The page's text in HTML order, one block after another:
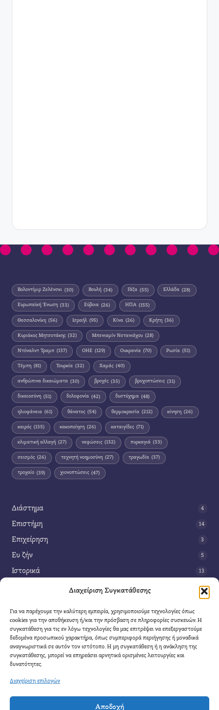
Διαχείριση Συγκατάθεσης
Για να παρέχουμε την καλύτερη εμπειρία, χρησιμοποιούμε τεχνολογίες όπως
cookies για την αποθήκευση ή/και την πρόσβαση σε πληροφορίες συσκευών. Η
συγκατάθεση για τις εν λόγω τεχνολογίες θα μας επιτρέψει να επεξεργαστούμε
δεδομένα προσωπικού χαρακτήρα, όπως συμπεριφορά περιήγησης ή μοναδικά
αναγνωριστικά σε αυτόν τον ιστότοπο. Η μη συγκατάθεση ή η ανάκληση της
συγκατάθεσης, μπορεί να επηρεάσει αρνητικά ορισμένες λειτουργίες και
δυνατότητες.
Διαχείριση επιλογών
Αποδοχή
Βολοντίμιρ Ζελένσκι (30) Βουλή (34) Γάζα (55) Ελλάδα (28)
Ευρωπαϊκή Ένωση (33) Εύβοια (26) ΗΠΑ (155)
Θεσσαλονίκη (56) Ισραήλ (95) Κίνα (26) Κρήτη (36)
Κυριάκος Μητσοτάκης (32) Μπενιαμίν Νετανιάχου (28)
Ντόναλντ Τραμπ (137) ΟΗΕ (129) Ουκρανία (70) Ρωσία (51)
Τέμπη (81) Τουρκία (32) Χαμάς (40)
ανθρώπινα δικαιώματα (30) βροχές (35) βροχοπτώσεις (31)
δικαιοσύνη (51) δολοφονία (42) δυστύχημα (48)
ηλιοφάνεια (61) θάνατος (54) θερμοκρασία (212) κίνηση (26)
καιρός (135) κακοποίηση (26) καταιγίδες (71)
κλιματική αλλαγή (27) νεφώσεις (132) πυρκαγιά (33)
σεισμός (26) τεχνητή νοημοσύνη (27) τραγωδία (37)
τροχαίο (39) χιονοπτώσεις (47)
Διάστημα 4
Επιστήμη 14
Επιχείρηση 3
Ευ ζήν 5
Ιστορικά 13
42
Τέχνη 3
Τεχνολογία
Υγεία
Φαντασία